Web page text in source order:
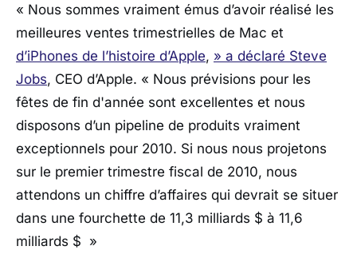
« Nous sommes vraiment émus d’avoir réalisé les
meilleures ventes trimestrielles de Mac et
d’iPhones de l’histoire d’Apple, » a déclaré Steve
Jobs, CEO d’Apple. « Nous prévisions pour les
fêtes de fin d'année sont excellentes et nous
disposons d’un pipeline de produits vraiment
exceptionnels pour 2010. Si nous nous projetons
sur le premier trimestre fiscal de 2010, nous
attendons un chiffre d’affaires qui devrait se situer
dans une fourchette de 11,3 milliards $ à 11,6
milliards $ »